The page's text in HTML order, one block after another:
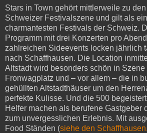
Stars in Town gehört mittlerweile zu
Schweizer Festivalszene und gilt als
charmantesten Festivals der Schweiz.
Programm mit drei Konzerten pro
zahlreichen Sideevents locken jährlich
nach Schaffhausen. Die Location
Altstadt wird besonders schön in Szene
Fronwagplatz und – vor allem – die in
gehüllten Altstadthäuser um den
perfekte Kulisse. Und die 500
Helfer machen als berufene Gastgeber
zum unvergesslichen Erlebnis. Mit
Food Ständen (siehe den